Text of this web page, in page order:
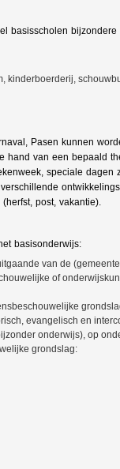
basisscholen
kinderboerderij,
Pasen kunnen
hand van een bepaald
speciale dagen
post, vakantie).
basisonderwijs:
van de
of
evangelisch en
onderwijs), op
grondslag: